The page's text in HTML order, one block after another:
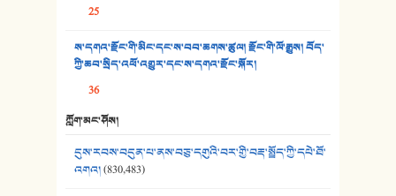
38. ཡབ་ཡུམ། - ཟླ་སྒྲོན།
25
ས་དགའ་རྫོང་གི་མིང་དང་ས་བབ་ཆགས་ཚུལ། རྫོང་གི་ལོ་རྒྱུས། བོད་
ཀྱི་ཆབ་སྲིད་འཕོ་འགྱུར་དང་ས་དགའ་རྫོང་སྐོར།
36
ཀློག་མང་ཤོས།
དུས་རབས་བདུན་པ་ནས་བཅུ་དགུའི་བར་གྱི་བརྡ་སྤྲོད་ཀྱི་དཔེ་ཐོ་
འགའ།(830,483)